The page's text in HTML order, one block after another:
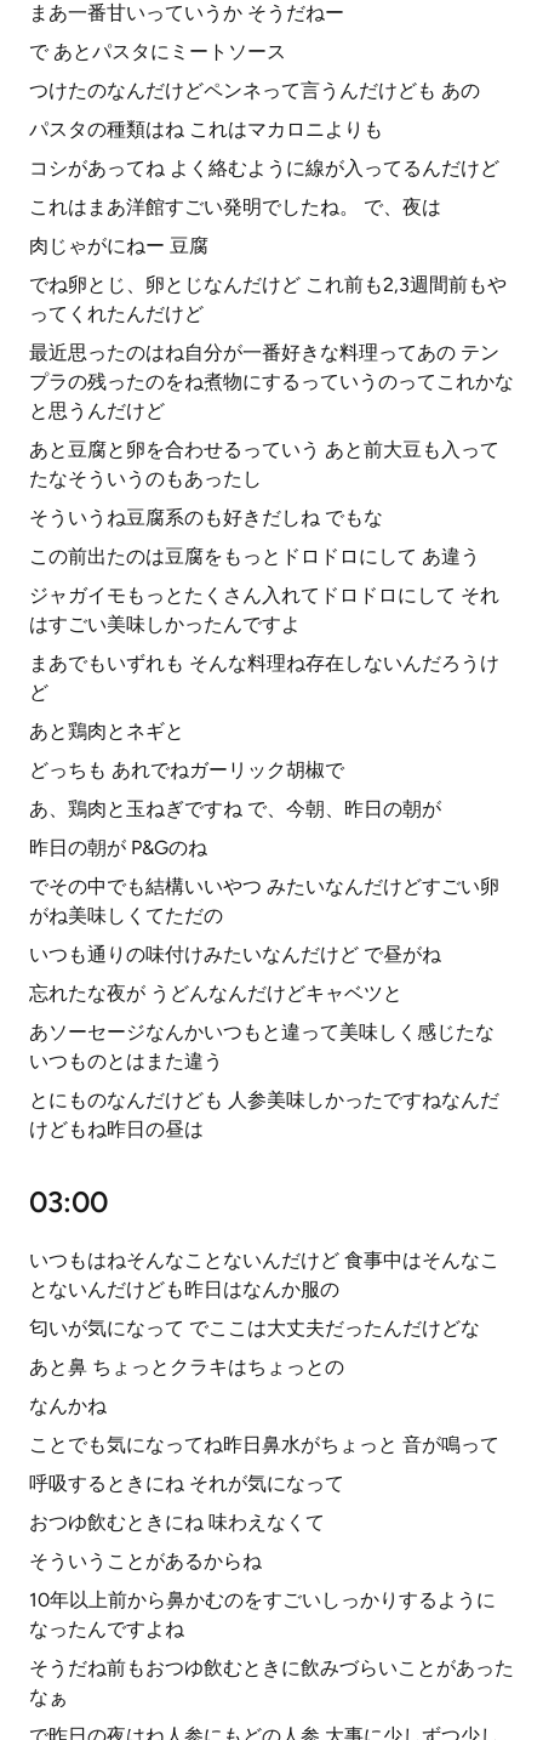
まあ一番甘いっていうか そうだねー
で あとパスタにミートソース
つけたのなんだけどペンネって言うんだけども あの
パスタの種類はね これはマカロニよりも
コシがあってね よく絡むように線が入ってるんだけど
これはまあ洋館すごい発明でしたね。 で、夜は
肉じゃがにねー 豆腐
でね卵とじ、卵とじなんだけど これ前も2,3週間前もや
ってくれたんだけど
最近思ったのはね自分が一番好きな料理ってあの テン
プラの残ったのをね煮物にするっていうのってこれかな
と思うんだけど
あと豆腐と卵を合わせるっていう あと前大豆も入って
たなそういうのもあったし
そういうね豆腐系のも好きだしね でもな
この前出たのは豆腐をもっとドロドロにして あ違う
ジャガイモもっとたくさん入れてドロドロにして それ
はすごい美味しかったんですよ
まあでもいずれも そんな料理ね存在しないんだろうけ
ど
あと鶏肉とネギと
どっちも あれでねガーリック胡椒で
あ、鶏肉と玉ねぎですね で、今朝、昨日の朝が
昨日の朝が P&Gのね
でその中でも結構いいやつ みたいなんだけどすごい卵
がね美味しくてただの
いつも通りの味付けみたいなんだけど で昼がね
忘れたな夜が うどんなんだけどキャベツと
あソーセージなんかいつもと違って美味しく感じたな
いつものとはまた違う
とにものなんだけども 人参美味しかったですねなんだ
けどもね昨日の昼は
03:00
いつもはねそんなことないんだけど 食事中はそんなこ
とないんだけども昨日はなんか服の
匂いが気になって でここは大丈夫だったんだけどな
あと鼻 ちょっとクラキはちょっとの
なんかね
ことでも気になってね昨日鼻水がちょっと 音が鳴って
呼吸するときにね それが気になって
おつゆ飲むときにね 味わえなくて
そういうことがあるからね
10年以上前から鼻かむのをすごいしっかりするように
なったんですよね
そうだね前もおつゆ飲むときに飲みづらいことがあった
なぁ